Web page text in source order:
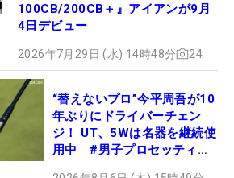
100CB/200CB＋』アイアンが9月
4日デビュー
2026年7月29日 (水) 14時48分 24
“替えないプロ”今平周吾が10
年ぶりにドライバーチェン
ジ！ UT、5Wは名器を継続使
用中 #男子プロセッティン